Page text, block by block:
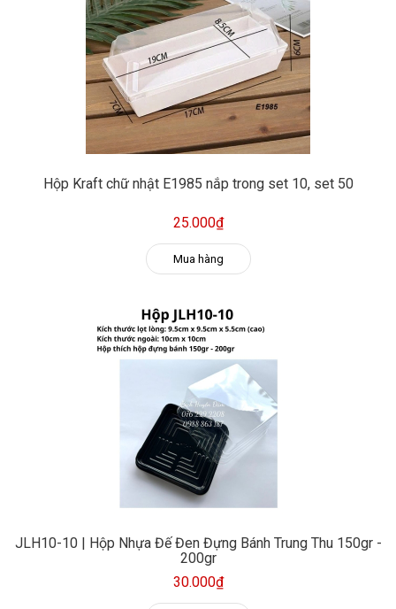
Hộp Kraft chữ nhật E1985 nắp trong set 10, set 50
25.000₫
Mua hàng
JLH10-10 | Hộp Nhựa Đế Đen Đựng Bánh Trung Thu 150gr -
200gr
30.000₫